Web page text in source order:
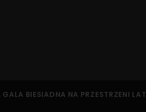
GALA BIESIADNA NA PRZESTRZENI LAT